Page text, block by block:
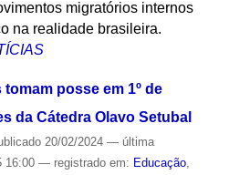
migratórios internos
na realidade brasileira.
posse em 1º de
da Cátedra Olavo Setubal
20/02/2024 — última
16:00 — registrado em: Educação,